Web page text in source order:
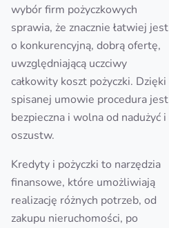
wybór firm pożyczkowych
sprawia, że znacznie łatwiej jest
o konkurencyjną, dobrą ofertę,
uwzględniającą uczciwy
całkowity koszt pożyczki. Dzięki
spisanej umowie procedura jest
bezpieczna i wolna od nadużyć i
oszustw.
Kredyty i pożyczki to narzędzia
finansowe, które umożliwiają
realizację różnych potrzeb, od
zakupu nieruchomości, po